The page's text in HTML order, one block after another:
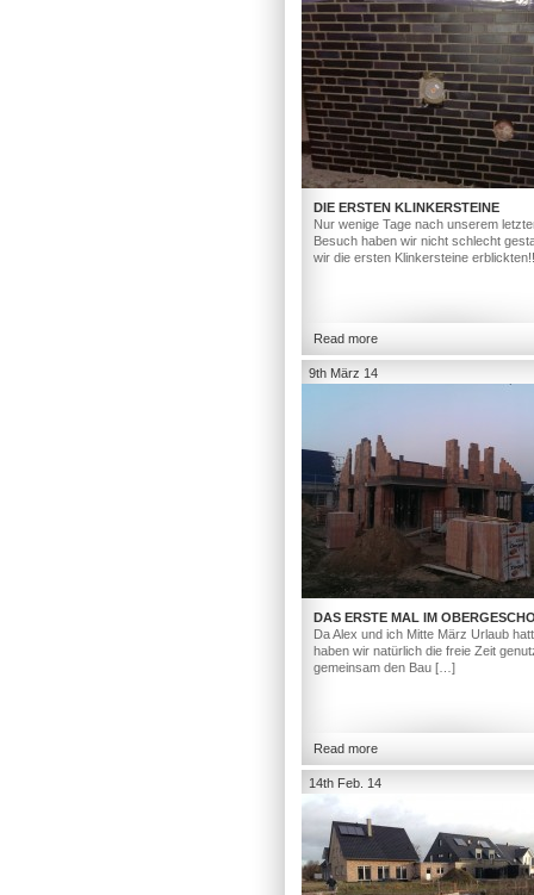
DIE ERSTEN KLINKERSTEINE
Nur wenige Tage nach unserem
Besuch haben wir nicht schlecht
wir die ersten Klinkersteine
Read more
9th März 14
DAS ERSTE MAL IM
Da Alex und ich Mitte März Urlaub
haben wir natürlich die freie Zeit
gemeinsam den Bau […]
Read more
14th Feb. 14